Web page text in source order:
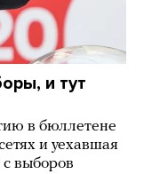
и тут
в бюллетене
и уехавшая
выборов